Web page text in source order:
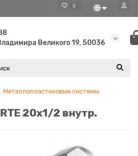
0
Великого 19, 50036
Металлопластиковые системы
20х1/2 внутр.